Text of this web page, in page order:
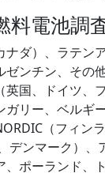
料電池調
ナダ）、ラテン
ゼンチン、その
英国、ドイツ、
ガリー、ベルギ
（フィン
デンマーク）、
、ポーランド、